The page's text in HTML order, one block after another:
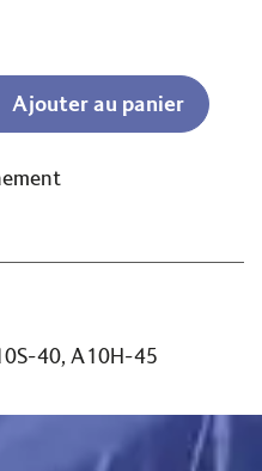
Ajouter au panier
40, A10H-45